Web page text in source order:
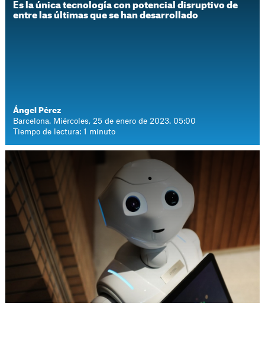
Es la única tecnología con potencial disruptivo de
entre las últimas que se han desarrollado
Ángel Pérez
Barcelona. Miércoles, 25 de enero de 2023. 05:00
Tiempo de lectura: 1 minuto